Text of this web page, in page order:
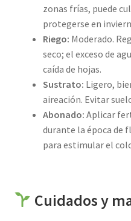
zonas frías, puede
protegerse en
Riego: Moderado.
seco; el exceso de
caída de hojas.
Sustrato: Ligero,
aireación. Evitar
Abonado: Aplicar
durante la época de
para estimular el
Cuidados y